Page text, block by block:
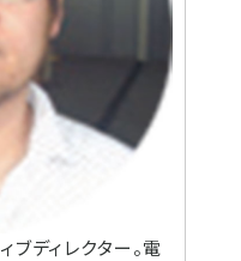
ブディレクター。電